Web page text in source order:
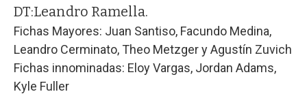
DT:Leandro Ramella.
Fichas Mayores: Juan Santiso, Facundo Medina,
Leandro Cerminato, Theo Metzger y Agustín Zuvich
Fichas innominadas: Eloy Vargas, Jordan Adams,
Kyle Fuller